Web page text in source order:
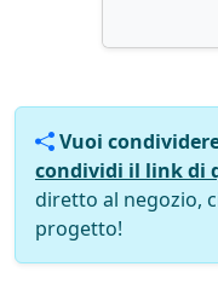
Vuoi
condividi il link di
diretto al negozio,
progetto!